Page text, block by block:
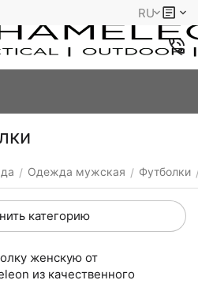
RU
/ Одежда мужская / Футболки
категорию
женскую от
из качественного